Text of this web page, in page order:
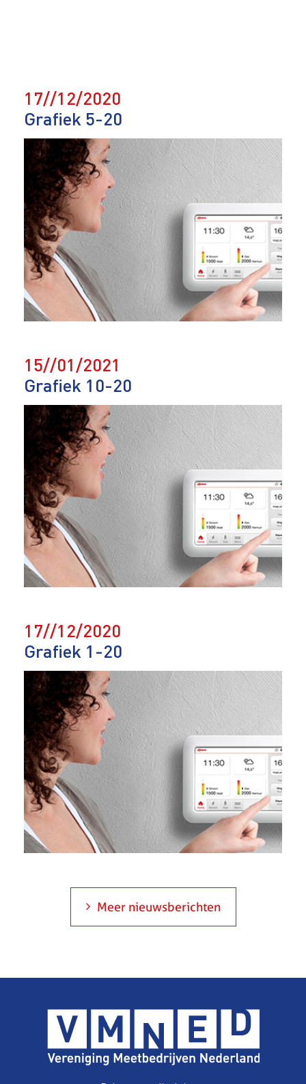
17//12/2020
Grafiek 5-20
15//01/2021
Grafiek 10-20
17//12/2020
Grafiek 1-20
Meer nieuwsberichten